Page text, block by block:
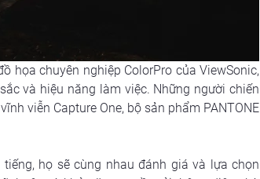
họa chuyên nghiệp ColorPro của ViewSonic,
và hiệu năng làm việc. Những người chiến
viễn Capture One, bộ sản phẩm PANTONE
họ sẽ cùng nhau đánh giá và lựa chọn